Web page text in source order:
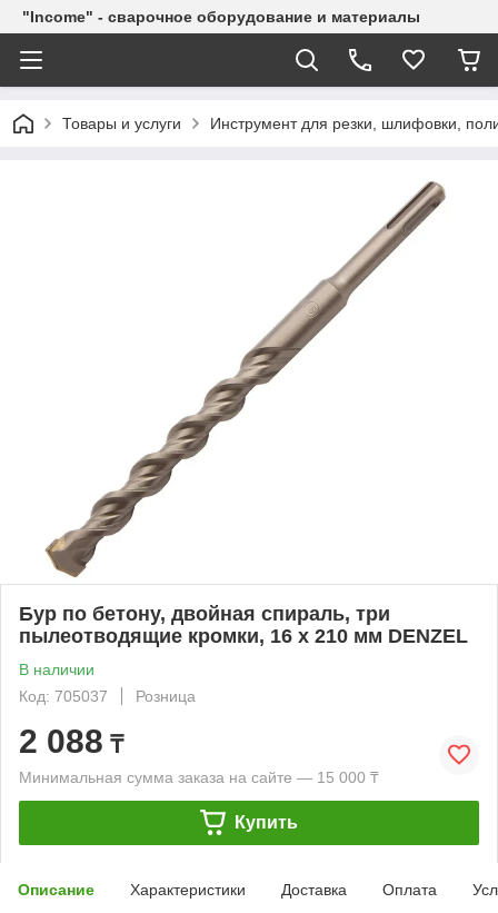
"Income" - сварочное оборудование и материалы
Товары и услуги Инструмент для резки, шлифовки,
Бур по бетону, двойная спираль, три
пылеотводящие кромки, 16 x 210 мм DENZEL
В наличии
Код: 705037
Розница
2 088 ₸
Минимальная сумма заказа на сайте — 15 000 ₸
Купить
Описание Характеристики Доставка Оплата